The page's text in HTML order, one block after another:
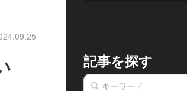
記事を探す